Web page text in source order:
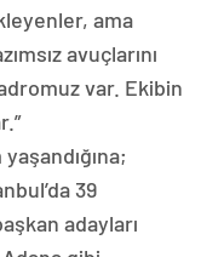
ama
avuçlarını
var. Ekibin
39
adayları